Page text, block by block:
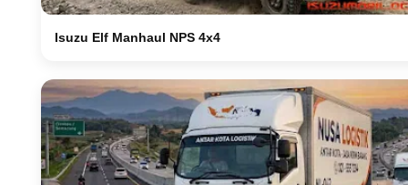
Isuzu Elf Manhaul NPS 4x4